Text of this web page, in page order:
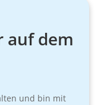
auf dem
und bin mit